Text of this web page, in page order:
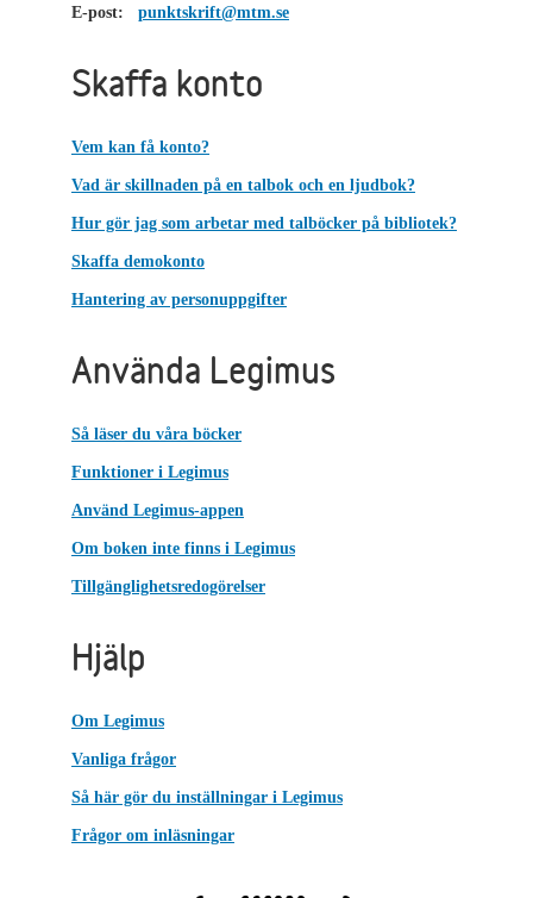
E-post:
punktskrift@mtm.se
Skaffa konto
Vem kan få konto?
Vad är skillnaden på en talbok och en ljudbok?
Hur gör jag som arbetar med talböcker på bibliotek?
Skaffa demokonto
Hantering av personuppgifter
Använda Legimus
Så läser du våra böcker
Funktioner i Legimus
Använd Legimus-appen
Om boken inte finns i Legimus
Tillgänglighetsredogörelser
Hjälp
Om Legimus
Vanliga frågor
Så här gör du inställningar i Legimus
Frågor om inläsningar